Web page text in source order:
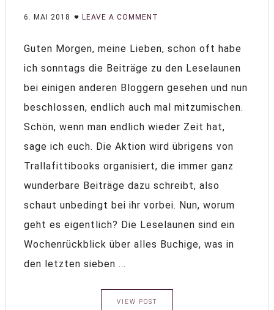
6. MAI 2018 LEAVE A COMMENT
Guten Morgen, meine Lieben, schon oft habe
ich sonntags die Beiträge zu den Leselaunen
bei einigen anderen Bloggern gesehen und nun
beschlossen, endlich auch mal mitzumischen.
Schön, wenn man endlich wieder Zeit hat,
sage ich euch. Die Aktion wird übrigens von
Trallafittibooks organisiert, die immer ganz
wunderbare Beiträge dazu schreibt, also
schaut unbedingt bei ihr vorbei. Nun, worum
geht es eigentlich? Die Leselaunen sind ein
Wochenrückblick über alles Buchige, was in
den letzten sieben ...
VIEW POST